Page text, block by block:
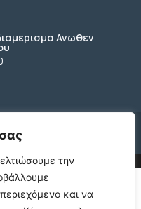
την
και να
Ανωθεν
reserved.